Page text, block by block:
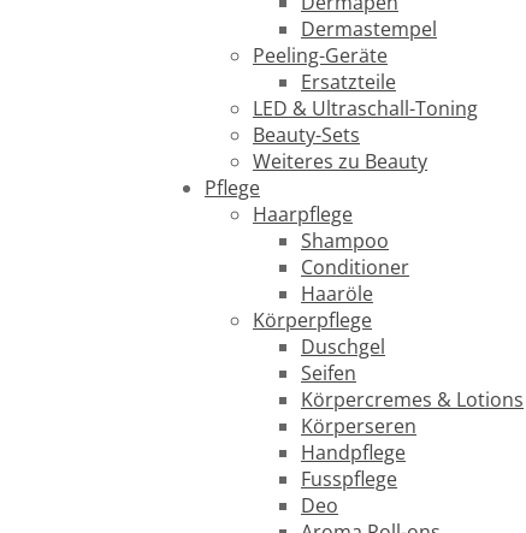
Dermastempel
Peeling-Geräte
Ersatzteile
LED & Ultraschall-Toning
Beauty-Sets
Weiteres zu Beauty
Pflege
Haarpflege
Shampoo
Conditioner
Haaröle
Körperpflege
Duschgel
Seifen
Körpercremes & Lotions
Körperseren
Handpflege
Fusspflege
Deo